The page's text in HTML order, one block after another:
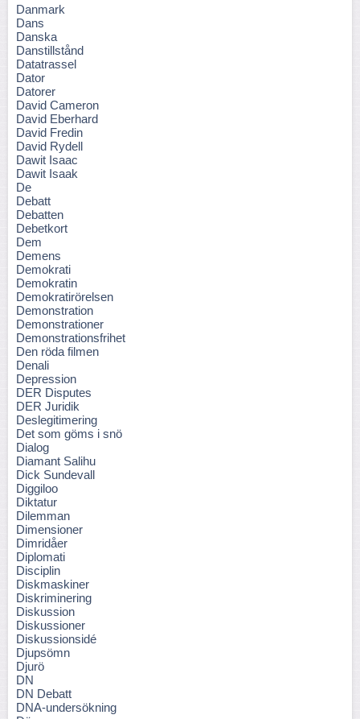
Danmark
Dans
Danska
Danstillstånd
Datatrassel
Dator
Datorer
David Cameron
David Eberhard
David Fredin
David Rydell
Dawit Isaac
Dawit Isaak
De
Debatt
Debatten
Debetkort
Dem
Demens
Demokrati
Demokratin
Demokratirörelsen
Demonstration
Demonstrationer
Demonstrationsfrihet
Den röda filmen
Denali
Depression
DER Disputes
DER Juridik
Deslegitimering
Det som göms i snö
Dialog
Diamant Salihu
Dick Sundevall
Diggiloo
Diktatur
Dilemman
Dimensioner
Dimridåer
Diplomati
Disciplin
Diskmaskiner
Diskriminering
Diskussion
Diskussioner
Diskussionsidé
Djupsömn
Djurö
DN
DN Debatt
DNA-undersökning